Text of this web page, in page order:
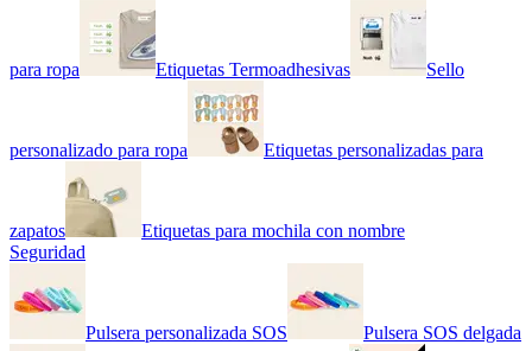
para ropa Etiquetas Termoadhesivas Sello
personalizado para ropa Etiquetas personalizadas para
zapatos
Etiquetas para mochila con nombre
Seguridad
Pulsera personalizada SOS Pulsera SOS delgada